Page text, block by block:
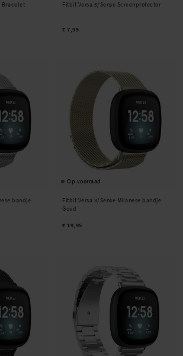
Bracelet
Fitbit Versa 3/Sense Screenprotector
€ 7,95
bandje
Op voorraad
Fitbit Versa 3/Sense Milanese bandje
Goud
€ 19,95